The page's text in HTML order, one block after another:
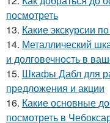
посмотреть
13. Какие экскурсии
14. Металлический
и долговечность в
15. Шкафы Дабл для
предложения и акции
16. Какие основные
посмотреть в